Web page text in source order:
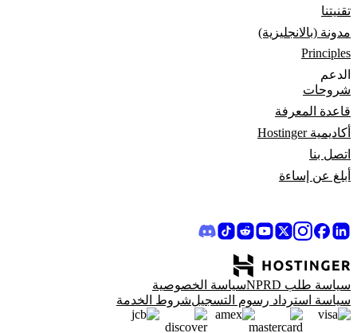
تقنيتنا
مدونة (بالانجليزية)
Principles
الدعم
شروحات
قاعدة المعرفة
أكاديمية Hostinger
اتصل بنا
أبلغ عن إساءة
سياسة طلب NPRD
سياسة الخصوصية
سياسة استرداد رسوم التسجيلشروط الخدمة